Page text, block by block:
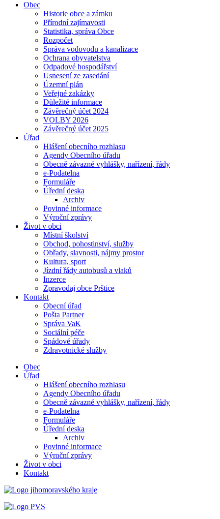
Obec
Historie obce a zámku
Přírodní zajímavosti
Statistika, správa Obce
Rozpočet
Správa vodovodu a kanalizace
Ochrana obyvatelstva
Odpadové hospodářství
Usnesení ze zasedání
Územní plán
Veřejné zakázky
Důležité informace
Závěrečný účet 2024
VOLBY 2026
Závěrečný účet 2025
Úřad
Hlášení obecního rozhlasu
Agendy Obecního úřadu
Obecně závazné vyhlášky, nařízení, řády
e-Podatelna
Formuláře
Úřední deska
Archiv
Povinné informace
Výroční zprávy
Život v obci
Místní školství
Obchod, pohostinství, služby
Obřady, slavnosti, nájmy prostor
Kultura, sport
Jízdní řády autobusů a vlaků
Inzerce
Zpravodaj obce Prštice
Kontakt
Obecní úřad
Pošta Partner
Správa VaK
Sociální péče
Spádové úřady
Zdravotnické služby
Obec
Úřad
Hlášení obecního rozhlasu
Agendy Obecního úřadu
Obecně závazné vyhlášky, nařízení, řády
e-Podatelna
Formuláře
Úřední deska
Archiv
Povinné informace
Výroční zprávy
Život v obci
Kontakt